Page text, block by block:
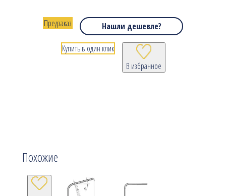
Нашли дешевле?
В избранное
Предзаказ
Купить в один клик
Похожие